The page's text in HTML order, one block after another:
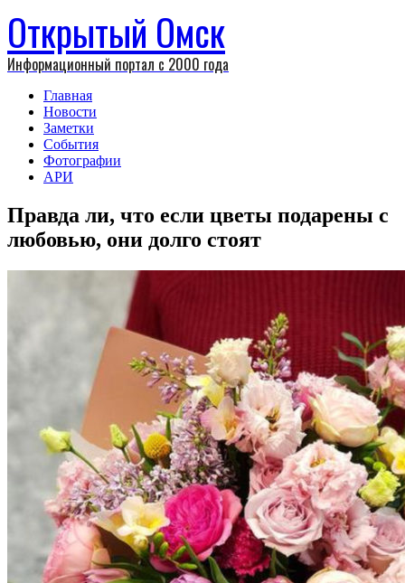
Открытый Омск
Информационный портал с 2000 года
Главная
Новости
Заметки
События
Фотографии
АРИ
Правда ли, что если цветы подарены с
любовью, они долго стоят